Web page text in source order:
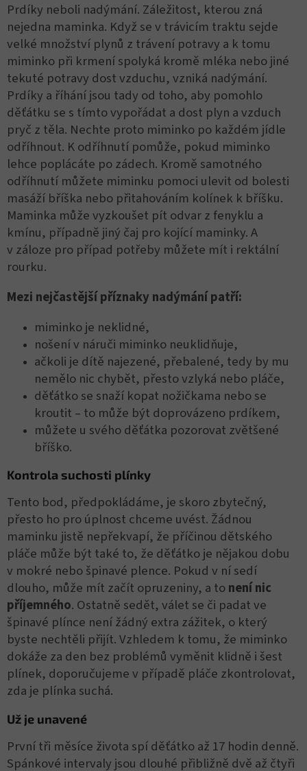
Prdíky neboli nadýmání. Záležitost, kterou zná
nejedna maminka. Když se v trávicím traktu sejde
velké množství plynů z trávení potravy a k tomu
miminko při krmení spolyká kromě mléka nebo jiné
tekuté potravy dost vzduchu, vzniká nadýmání.
Prdíky a říhání jsou tady od toho, aby pomohlo
děťátku se s tímto vypořádat a dost plyn a vzduch
pryč z těla. Nechte proto miminko po každém jídle
odříhnout. K odříhnutí pomůže, pokud miminko
lehce poplácáte po zádech. Kromě samotného
odříhnutí můžete miminku pomoci ulevit od bolesti
masáží bříška nebo přitahováním kolínek k bříšku.
Maminka může vyzkoušet pít odvar z fenyklu a
kmínu, případně jiný čaj pro kojící maminky. A
v záloze pro případ potřeby můžete mít i rektální
rourku.
Mezi nejčastější příznaky nadýmání patří:
miminko je neklidné,
nošení v náruči miminko neuklidňuje,
ačkoli je dítě najezené, přebalené, tedy by mu
nemělo nic chybět, přesto vzlyká nebo pláče,
děťátko se snaží kopat nožičkama nebo se
kroutit – to může být doprovázeno prdíkem,
můžete u svého děťátka pozorovat zvětšené
bříško.
Kontrola suchosti plínky
Tento bod, předpokládáme, je skoro zbytečný,
přesto ho pro úplnost chceme uvést. Žádnou
maminku jistě nepřekvapí, že příčinou dětského
pláče může být také to, že děťátko je nějakou dobu
v mokré nebo špinavé plence. Pokud v ní sedí
dlouho, může mít začít opruzeniny, a tonení nic
příjemného. Ostatně sedět, válet se či padat ve
špinavé plínce není žádný extra zážitek, o který
byste nechtěli přijít. Vzhledem k tomu, že miminko
dokáže za den bez problémů vyměnit klidně i šest
plínek, doporučujeme v případě pláče zkontrolovat,
zda je plínka suchá.
Už je unavené
První tři měsíce života spí děťátko až 17 hodin denně.
Spánkové intervaly jsou dlouhé přibližně dvě až čtyři